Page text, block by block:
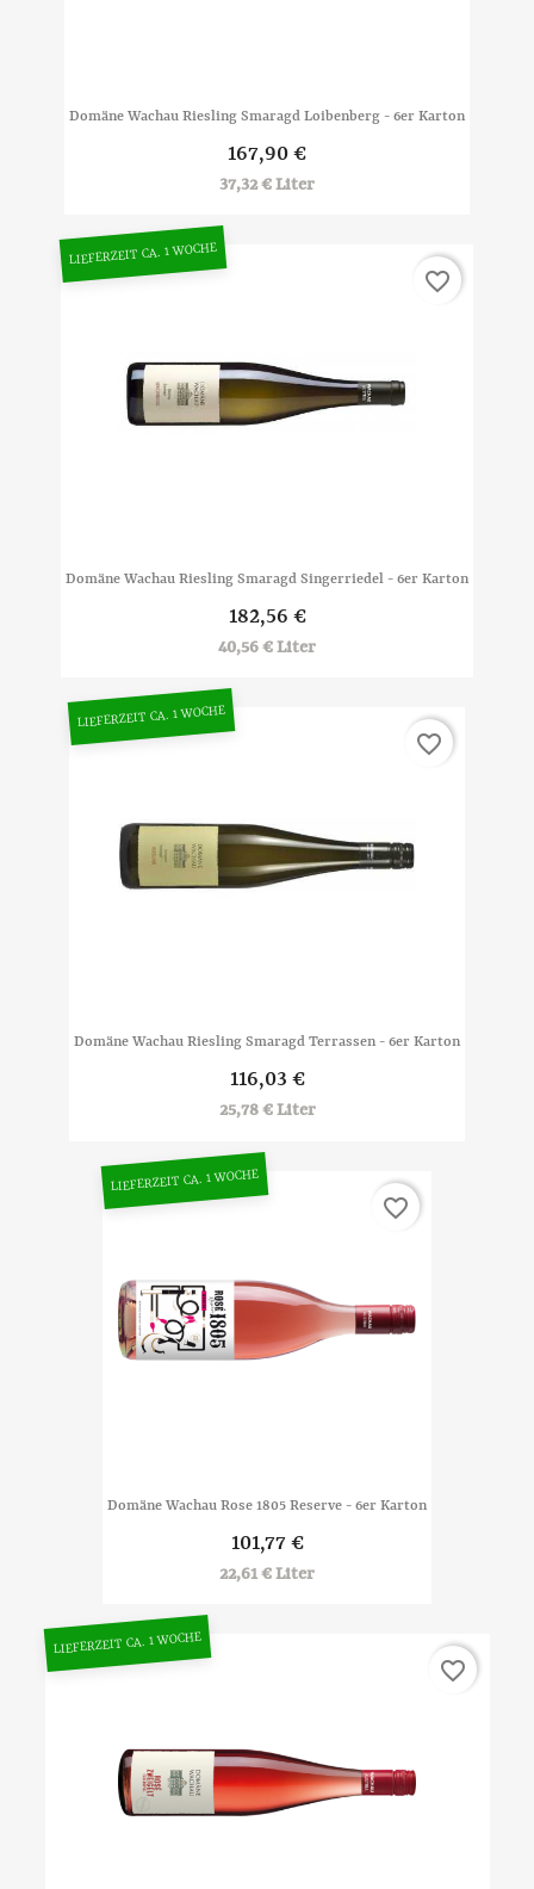
Domäne Wachau Riesling Smaragd Loibenberg - 6er Karton
167,90 €
37,32 € Liter
Domäne Wachau Riesling Smaragd Singerriedel - 6er Karton
182,56 €
40,56 € Liter
LIEFERZEIT CA. 1 WOCHE
favorite_border
Domäne Wachau Riesling Smaragd Terrassen - 6er Karton
116,03 €
25,78 € Liter
LIEFERZEIT CA. 1 WOCHE
favorite_border
Domäne Wachau Rose 1805 Reserve - 6er Karton
101,77 €
22,61 € Liter
LIEFERZEIT CA. 1 WOCHE
favorite_border
LIEFERZEIT CA. 1 WOCHE
favorite_border